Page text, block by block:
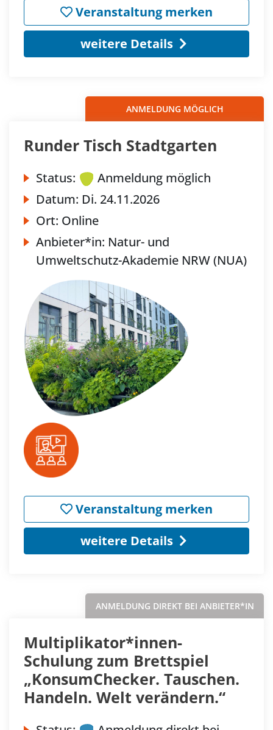
Veranstaltung merken
weitere Details
ANMELDUNG MÖGLICH
Runder Tisch Stadtgarten
Status:
Anmeldung möglich
Datum: Di. 24.11.2026
Ort: Online
Anbieter*in: Natur- und
Umweltschutz-Akademie NRW (NUA)
Veranstaltung merken
weitere Details
ANMELDUNG DIREKT BEI ANBIETER*IN
Multiplikator*innen-
Schulung zum Brettspiel
„KonsumChecker. Tauschen.
Handeln. Welt verändern.“